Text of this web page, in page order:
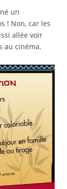
un
! Non, car les
allée voir
au cinéma.